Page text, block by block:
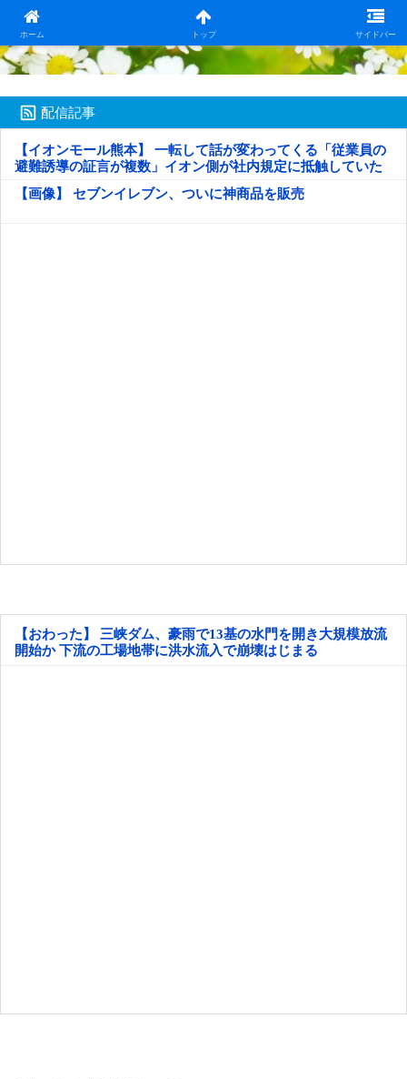
ホーム トップ サイドバー
日本第一！ニュース録
配信記事
【イオンモール熊本】 一転して話が変わってくる「従業員の
避難誘導の証言が複数」イオン側が社内規定に抵触していた
疑い
【画像】 セブンイレブン、ついに神商品を販売
【おわった】 三峡ダム、豪雨で13基の水門を開き大規模放流
開始か 下流の工場地帯に洪水流入で崩壊はじまる